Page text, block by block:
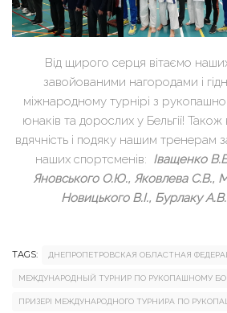
Від щирого серця вітаємо
завойованими нагородами і
міжнародному турнірі з
юнаків та дорослих у Бельгії!
вдячність і подяку нашим тренерам
наших спортсменів: Іващенко
Яновського О.Ю., Яковлева С.В.,
Новицького В.І., Бурлаку
TAGS: ДНЕПРОПЕТРОВСКАЯ ОБЛАСТНАЯ
МЕЖДУНАРОДНЫЙ ТУРНИР ПО РУКОПАШНОМУ
ПРИЗЕРІ МЕЖДУНАРОДНОГО ТУРНИРА ПО